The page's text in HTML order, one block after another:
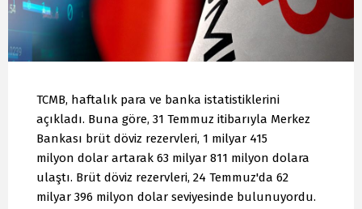
TCMB, haftalık para ve banka istatistiklerini
açıkladı. Buna göre, 31 Temmuz itibarıyla Merkez
Bankası brüt döviz rezervleri, 1 milyar 415
milyon dolar artarak 63 milyar 811 milyon dolara
ulaştı. Brüt döviz rezervleri, 24 Temmuz'da 62
milyar 396 milyon dolar seviyesinde bulunuyordu.